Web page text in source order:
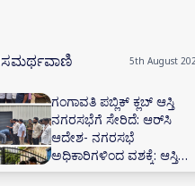
ಸಮರ್ಥವಾಣಿ 5th August
ಗಂಗಾವತಿ ಪಬ್ಲಿಕ್ ಕ್ಲಬ್ ಆಸ್ತಿ
ನಗರಸಭೆಗೆ ಸೇರಿದೆ: ಆರ್‌ಸಿ
ಆದೇಶ- ನಗರಸಭೆ
ಅಧಿಕಾರಿಗಳಿಂದ ವಶಕ್ಕೆ: ಆಸ್ತಿ
ಮುಟ್ಟುಗೋಲು- 60 ವರ್ಷಗಳ